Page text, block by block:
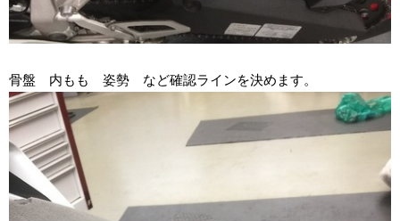
骨盤 内もも 姿勢 など確認ラインを決めます。